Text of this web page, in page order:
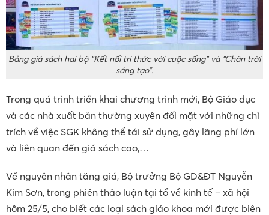
Bảng giá sách hai bộ “Kết nối tri thức với cuộc sống” và “Chân trời
sáng tạo”.
Trong quá trình triển khai chương trình mới, Bộ Giáo dục
và các nhà xuất bản thường xuyên đối mặt với những chỉ
trích về việc SGK không thể tái sử dụng, gây lãng phí lớn
và liên quan đến giá sách cao,…
Về nguyên nhân tăng giá, Bộ trưởng Bộ GD&ĐT Nguyễn
Kim Sơn, trong phiên thảo luận tại tổ về kinh tế – xã hội
hôm 25/5, cho biết các loại sách giáo khoa mới được biên